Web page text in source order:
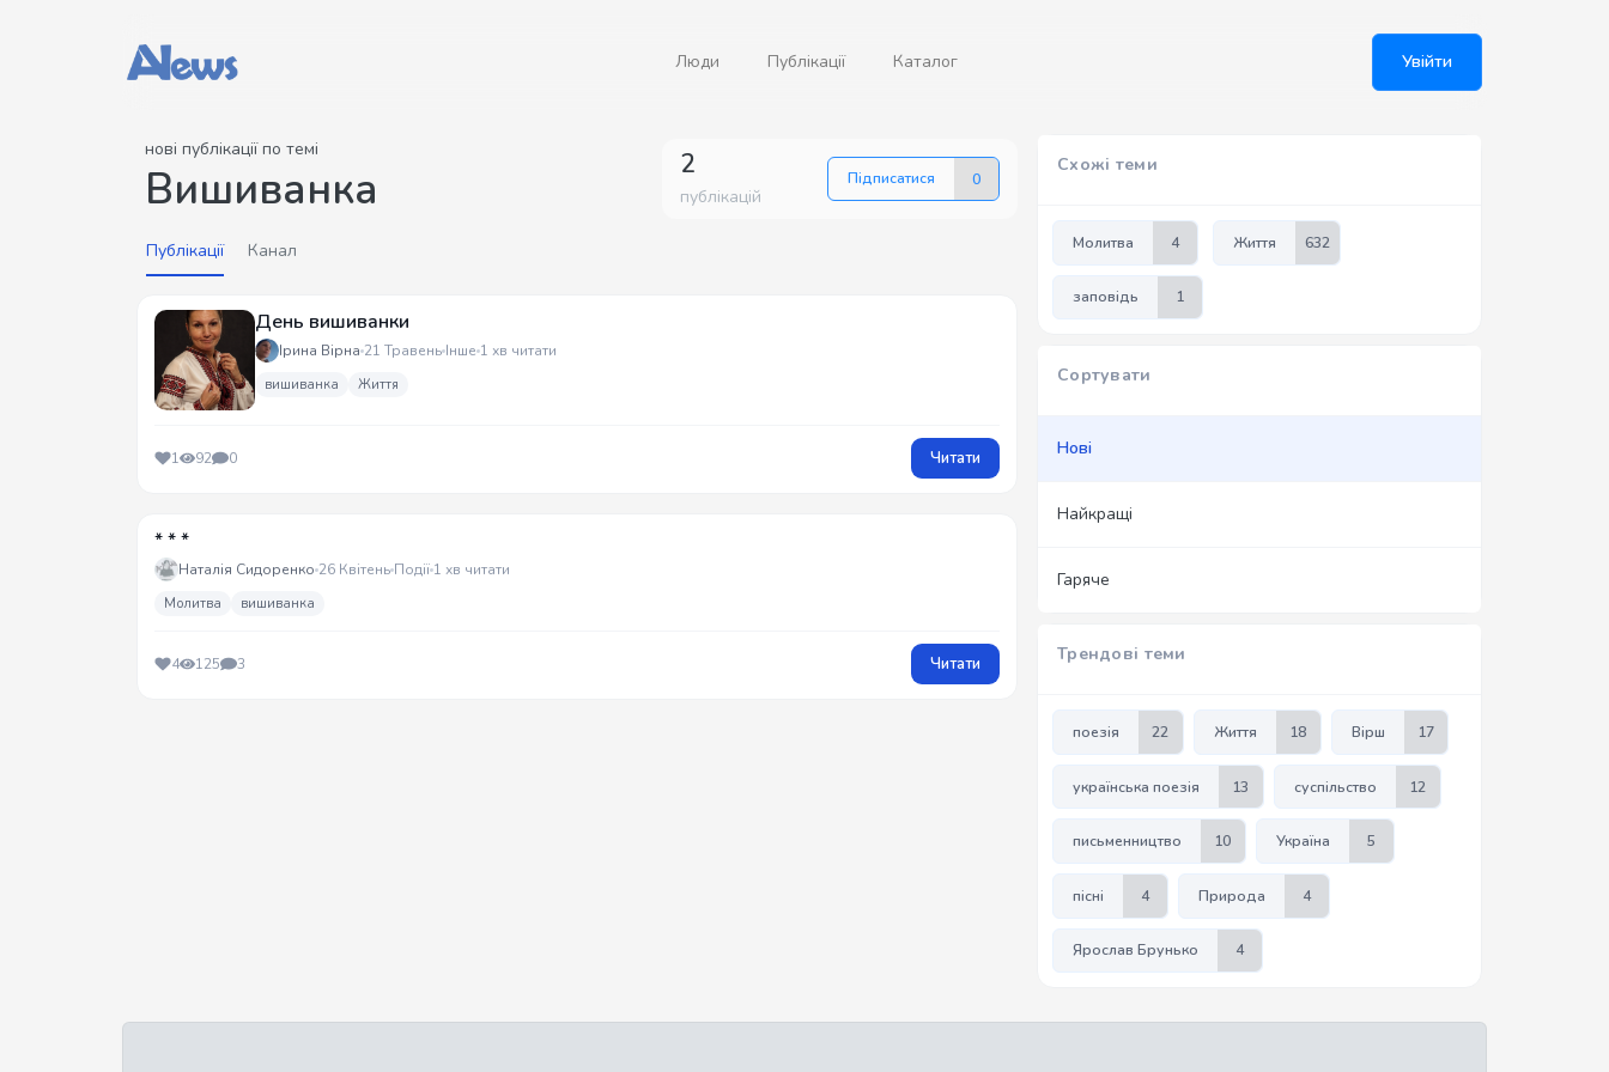
Люди Публікації Каталог Увійти
нові публікації по темі
Вишиванка 2
публікацій
Підписатися 0
Публікації Канал
День вишиванки
Ірина Вірна 21 Травень Інше 1 хв читати
вишиванка Життя
1 92 0 Читати
* * *
Наталія Сидоренко 26 Квітень Події 1 хв читати
Молитва вишиванка
4 125 3 Читати
Схожі теми
Молитва 4 Життя 632
заповідь 1
Сортувати
Нові
Найкращі
Гаряче
Трендові теми
поезія 22 Життя 18 Вірш 17
українська поезія 13 суспільство 12
письменництво 10 Україна 5
пісні 4 Природа 4
Ярослав Брунько 4